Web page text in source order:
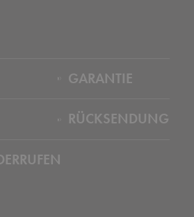
GARANTIE
RÜCKSENDUNG